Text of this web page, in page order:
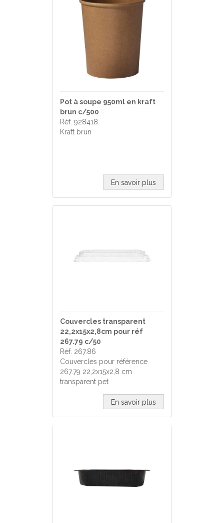
Pot à soupe 950ml en kraft
brun c/500
Réf. 928418
Kraft brun
En savoir plus
Couvercles transparent
22,2x15x2,8cm pour réf
267.79 c/50
Réf. 267.86
Couvercles pour référence
267.79 22,2x15x2,8 cm
transparent pet
En savoir plus